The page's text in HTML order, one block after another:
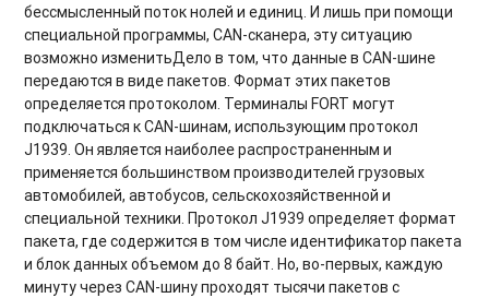
бессмысленный поток нолей и единиц. И лишь при помощи
специальной программы, CAN-сканера, эту ситуацию
возможно изменитьДело в том, что данные в CAN-шине
передаются в виде пакетов. Формат этих пакетов
определяется протоколом. Терминалы FORT могут
подключаться к CAN-шинам, использующим протокол
J1939. Он является наиболее распространенным и
применяется большинством производителей грузовых
автомобилей, автобусов, сельскохозяйственной и
специальной техники. Протокол J1939 определяет формат
пакета, где содержится в том числе идентификатор пакета
и блок данных объемом до 8 байт. Но, во-первых, каждую
минуту через CAN-шину проходят тысячи пакетов с